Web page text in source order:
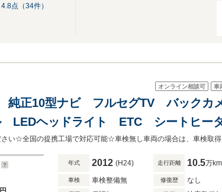
4.8点（34件）
オンライン相談可 車
純正10型ナビ フルセグTV バックカ
LEDヘッドライト ETC シートヒー
AW 電動格納式ドアミラー シート
年式 2012 (H24) 走行距離 10.5万km
車検 車検整備無 修復歴 なし